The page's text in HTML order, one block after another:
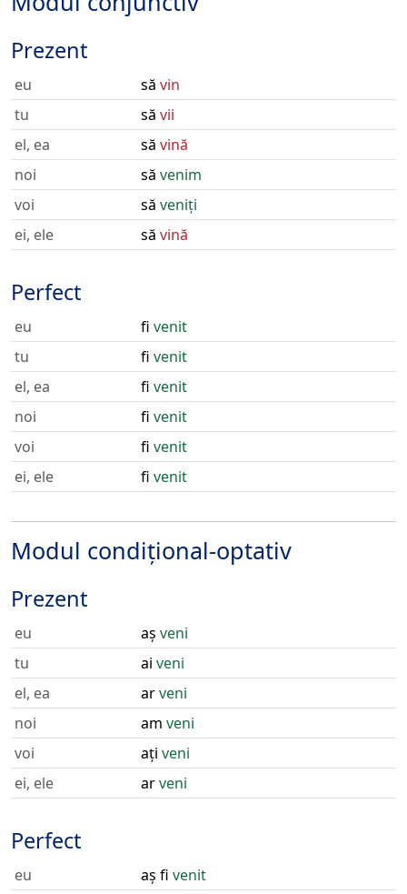
Prezent
eu să vin
tu
să vii
el, ea
să vină
noi
să venim
voi
să veniți
ei, ele
să vină
Perfect
eu fi venit
tu
fi venit
el, ea
fi venit
noi
fi venit
voi
fi venit
ei, ele
fi venit
Modul condițional-optativ
Prezent
eu aș veni
tu
ai veni
el, ea
arveni
noi
am veni
voi
ați veni
ei, ele
arveni
Perfect
eu aș fi venit